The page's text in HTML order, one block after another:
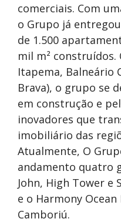
comerciais. Com
o Grupo já
de 1.500
mil m²
Itapema, Balneário
Brava), o grupo se
em construção e
inovadores que
imobiliário das
Atualmente, O
andamento quatro
John, High Tower e
e o Harmony
Camboriú.